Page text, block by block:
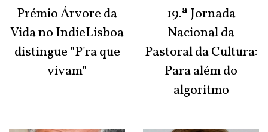
Prémio Árvore da
Vida no IndieLisboa
distingue "P'ra que
vivam"
19.ª Jornada
Nacional da
Pastoral da Cultura:
Para além do
algoritmo